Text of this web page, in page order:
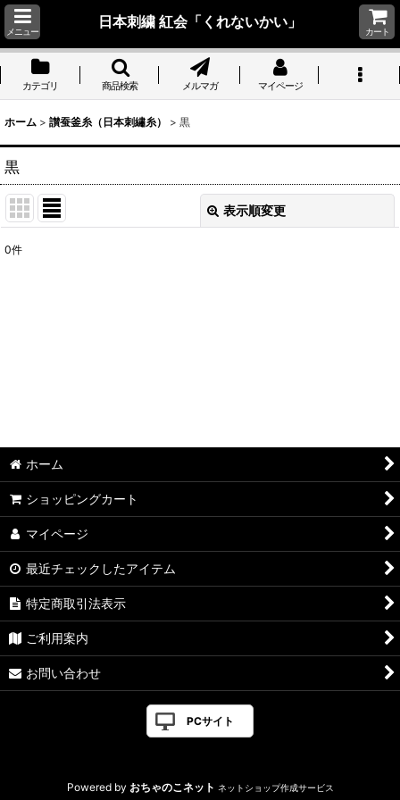
メニュー
日本刺繍 紅会「くれないかい」
カート
カテゴリ 商品検索 メルマガ マイページ
ホーム > 讃蚕釜糸（日本刺繡糸） > 黒
黒
表示順変更
0件
ホーム
ショッピングカート
マイページ
最近チェックしたアイテム
特定商取引法表示
ご利用案内
お問い合わせ
PCサイト
Powered by おちゃのこネット ネットショップ作成サービス